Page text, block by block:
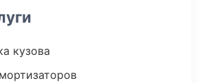
кузова